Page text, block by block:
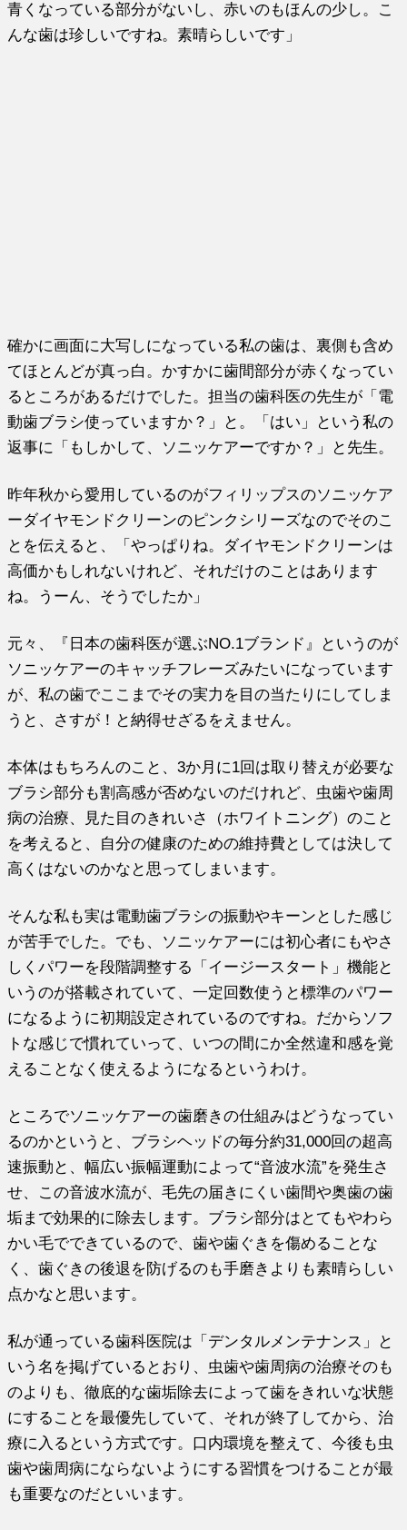
青くなっている部分がないし、赤いのもほんの少し。こ
んな歯は珍しいですね。素晴らしいです」
確かに画面に大写しになっている私の歯は、裏側も含め
てほとんどが真っ白。かすかに歯間部分が赤くなってい
るところがあるだけでした。担当の歯科医の先生が「電
動歯ブラシ使っていますか？」と。「はい」という私の
返事に「もしかして、ソニッケアーですか？」と先生。
昨年秋から愛用しているのがフィリップスのソニッケア
ーダイヤモンドクリーンのピンクシリーズなのでそのこ
とを伝えると、「やっぱりね。ダイヤモンドクリーンは
高価かもしれないけれど、それだけのことはあります
ね。うーん、そうでしたか」
元々、『日本の歯科医が選ぶNO.1ブランド』というのが
ソニッケアーのキャッチフレーズみたいになっています
が、私の歯でここまでその実力を目の当たりにしてしま
うと、さすが！と納得せざるをえません。
本体はもちろんのこと、3か月に1回は取り替えが必要な
ブラシ部分も割高感が否めないのだけれど、虫歯や歯周
病の治療、見た目のきれいさ（ホワイトニング）のこと
を考えると、自分の健康のための維持費としては決して
高くはないのかなと思ってしまいます。
そんな私も実は電動歯ブラシの振動やキーンとした感じ
が苦手でした。でも、ソニッケアーには初心者にもやさ
しくパワーを段階調整する「イージースタート」機能と
いうのが搭載されていて、一定回数使うと標準のパワー
になるように初期設定されているのですね。だからソフ
トな感じで慣れていって、いつの間にか全然違和感を覚
えることなく使えるようになるというわけ。
ところでソニッケアーの歯磨きの仕組みはどうなってい
るのかというと、ブラシヘッドの毎分約31,000回の超高
速振動と、幅広い振幅運動によって“音波水流”を発生さ
せ、この音波水流が、毛先の届きにくい歯間や奥歯の歯
垢まで効果的に除去します。ブラシ部分はとてもやわら
かい毛でできているので、歯や歯ぐきを傷めることな
く、歯ぐきの後退を防げるのも手磨きよりも素晴らしい
点かなと思います。
私が通っている歯科医院は「デンタルメンテナンス」と
いう名を掲げているとおり、虫歯や歯周病の治療そのも
のよりも、徹底的な歯垢除去によって歯をきれいな状態
にすることを最優先していて、それが終了してから、治
療に入るという方式です。口内環境を整えて、今後も虫
歯や歯周病にならないようにする習慣をつけることが最
も重要なのだといいます。